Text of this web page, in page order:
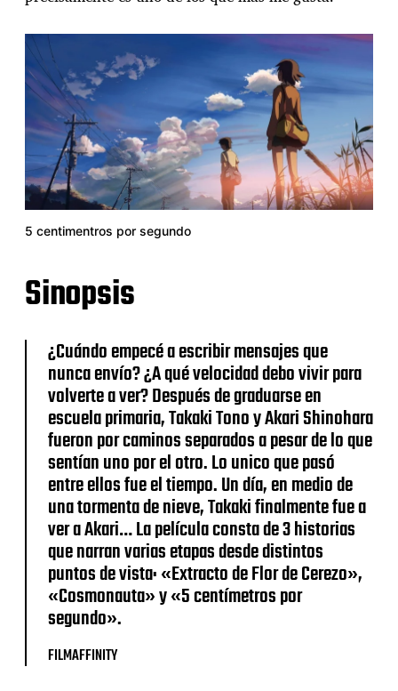
5 centimentros por segundo
Sinopsis
¿Cuándo empecé a escribir mensajes que
nunca envío? ¿A qué velocidad debo vivir para
volverte a ver? Después de graduarse en
escuela primaria, Takaki Tono y Akari Shinohara
fueron por caminos separados a pesar de lo que
sentían uno por el otro. Lo unico que pasó
entre ellos fue el tiempo. Un día, en medio de
una tormenta de nieve, Takaki finalmente fue a
ver a Akari… La película consta de 3 historias
que narran varias etapas desde distintos
puntos de vista: «Extracto de Flor de Cerezo»,
«Cosmonauta» y «5 centímetros por
segundo».
FILMAFFINITY